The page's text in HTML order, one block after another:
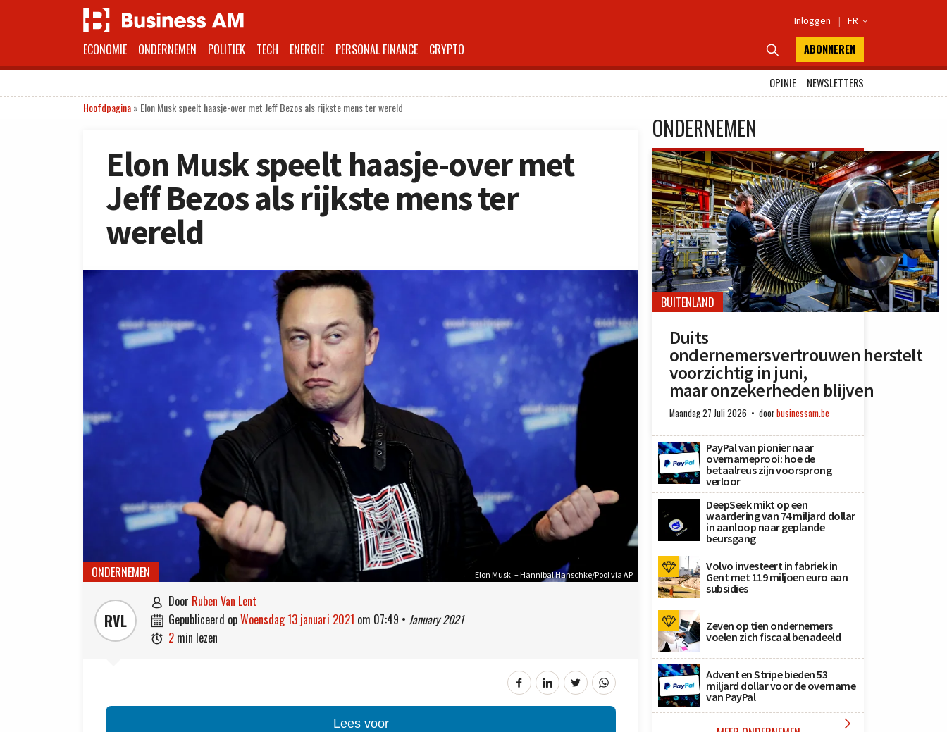
Inloggen | FR 
ECONOMIE ONDERNEMEN POLITIEK TECH ENERGIE PERSONAL FINANCE CRYPTO  ABONNEREN
OPINIE
NEWSLETTERS
Hoofdpagina» Elon Musk speelt haasje-over met Jeff Bezos als rijkste mens ter wereld
Elon Musk speelt haasje-over met
Jeff Bezos als rijkste mens ter
wereld
Elon Musk. – Hannibal Hanschke/Pool via AP
ONDERNEMEN
RVL
 door Ruben Van Lent
 gepubliceerd op woensdag 13 januari 2021 om 07:49 • January 2021
 2 min lezen
Lees voor
ONDERNEMEN
BUITENLAND
Duits
ondernemersvertrouwen herstelt
voorzichtig in juni,
maar onzekerheden blijven
Maandag 27 Juli 2026 doorbusinessam.be
PayPal van pionier naar
overnameprooi: hoe de
betaalreus zijn voorsprong
verloor
DeepSeek mikt op een
waardering van 74 miljard dollar
in aanloop naar geplande
beursgang
Volvo investeert in fabriek in
Gent met 119 miljoen euro aan
subsidies
Zeven op tien ondernemers
voelen zich fiscaal benadeeld
Advent en Stripe bieden 53
miljard dollar voor de overname
van PayPal
